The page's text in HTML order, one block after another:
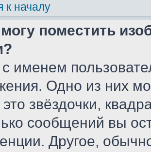
к началу
поместить
именем
Одно из них
звёздочки,
сообщений вы
Другое,